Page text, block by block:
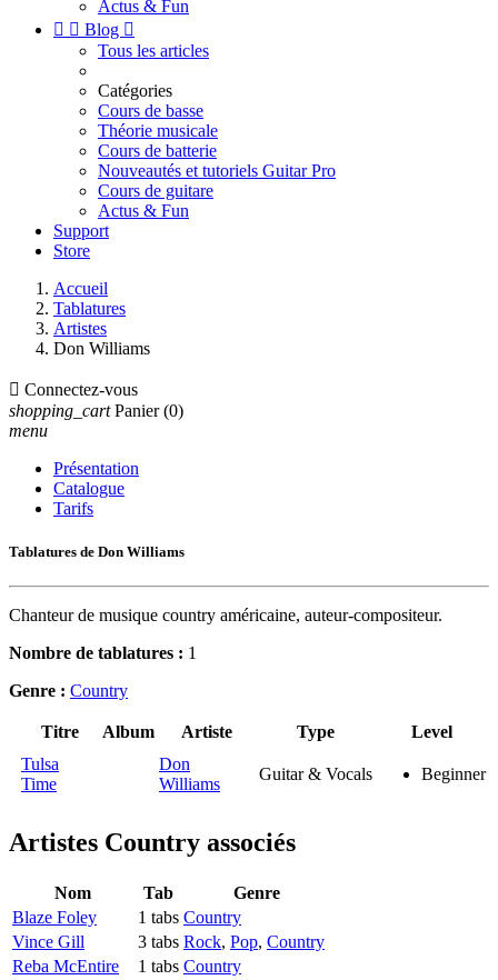
Actus & Fun
  Blog 
Tous les articles
Catégories
Cours de basse
Théorie musicale
Cours de batterie
Nouveautés et tutoriels Guitar Pro
Cours de guitare
Actus & Fun
Support
Store
Accueil
Tablatures
Artistes
Don Williams
 Connectez-vous
shopping_cart Panier (0)
menu
Présentation
Catalogue
Tarifs
Tablatures de Don Williams
Chanteur de musique country américaine, auteur-compositeur.
Nombre de tablatures : 1
Genre : Country
Titre Album Artiste Type
Level
Tulsa
Time
Don
Williams
Guitar & Vocals Beginner
Artistes Country associés
Nom Tab
Genre
Blaze Foley
1 tabs Country
Vince Gill
3 tabs Rock, Pop, Country
Reba McEntire
1 tabs Country